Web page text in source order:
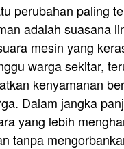
perubahan paling
adalah suasana
mesin yang
warga sekitar,
kenyamanan
Dalam jangka
yang lebih
tanpa